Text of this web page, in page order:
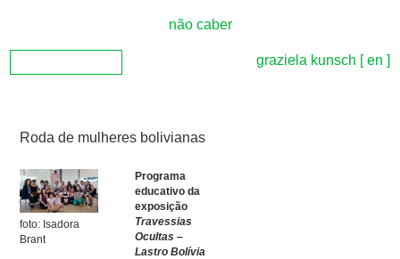
não caber
graziela kunsch [ en ]
Roda de mulheres bolivianas
foto: Isadora
Brant
Programa
educativo da
exposição
Travessias
Ocultas –
Lastro Bolívia